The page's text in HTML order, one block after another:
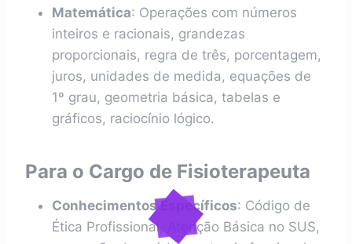
Matemática: Operações com números
inteiros e racionais, grandezas
proporcionais, regra de três, porcentagem,
juros, unidades de medida, equações de
1º grau, geometria básica, tabelas e
gráficos, raciocínio lógico.
Para o Cargo de Fisioterapeuta
Conhecimentos Específicos: Código de
Ética Profissional, Atenção Básica no SUS,